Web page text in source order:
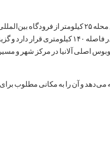
کارجیکاک گزینه‌های حمل و نقل راحتی را ارائه می‌دهد.
بین‌المللی را فراهم می‌کند. فرودگاه بین‌المللی
اصلی آلانیا در مرکز شهر و
می‌دهد و آن را به مکانی مطلوب